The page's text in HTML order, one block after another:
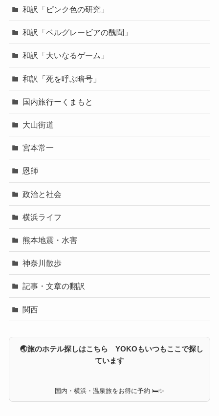
和訳「ピンク色の研究」
和訳「ベルグレービアの醜聞」
和訳「大いなるゲーム」
和訳「死を呼ぶ暗号」
国内旅行ーくまもと
大山街道
宮本常一
恩師
政治と社会
横浜ライフ
熊本地震・水害
神奈川散歩
記事・文章の翻訳
関西
🌏旅のホテル探しはこちら YOKOもいつもここで探し
ています